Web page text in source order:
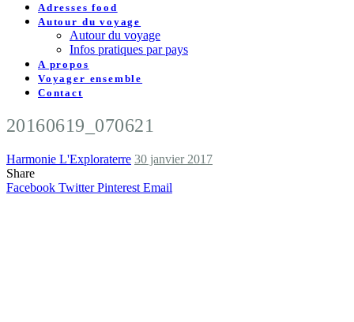
Adresses food
Autour du voyage
Autour du voyage
Infos pratiques par pays
A propos
Voyager ensemble
Contact
20160619_070621
Harmonie L'Exploraterre 30 janvier 2017
Share
Facebook Twitter Pinterest Email